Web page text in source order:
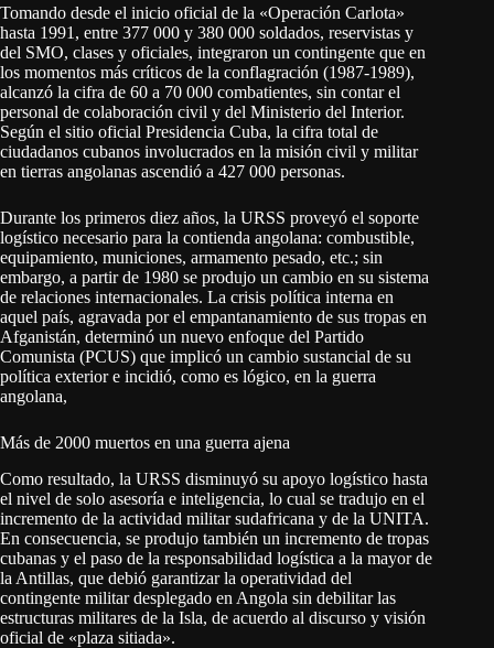
Tomando desde el inicio oficial de la «Operación Carlota»
hasta 1991, entre 377 000 y 380 000 soldados, reservistas y
del SMO, clases y oficiales, integraron un contingente que en
los momentos más críticos de la conflagración (1987-1989),
alcanzó la cifra de 60 a 70 000 combatientes, sin contar el
personal de colaboración civil y del Ministerio del Interior.
Según el sitio oficial Presidencia Cuba, la cifra total de
ciudadanos cubanos involucrados en la misión civil y militar
en tierras angolanas ascendió a 427 000 personas.
Durante los primeros diez años, la URSS proveyó el soporte
logístico necesario para la contienda angolana: combustible,
equipamiento, municiones, armamento pesado, etc.; sin
embargo, a partir de 1980 se produjo un cambio en su sistema
de relaciones internacionales. La crisis política interna en
aquel país, agravada por el empantanamiento de sus tropas en
Afganistán, determinó un nuevo enfoque del Partido
Comunista (PCUS) que implicó un cambio sustancial de su
política exterior e incidió, como es lógico, en la guerra
angolana,
Más de 2000 muertos en una guerra ajena
Como resultado, la URSS disminuyó su apoyo logístico hasta
el nivel de solo asesoría e inteligencia, lo cual se tradujo en el
incremento de la actividad militar sudafricana y de la UNITA.
En consecuencia, se produjo también un incremento de tropas
cubanas y el paso de la responsabilidad logística a la mayor de
la Antillas, que debió garantizar la operatividad del
contingente militar desplegado en Angola sin debilitar las
estructuras militares de la Isla, de acuerdo al discurso y visión
oficial de «plaza sitiada».